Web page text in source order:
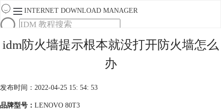
INTERNET DOWNLOAD MANAGER
首页
产品
购买
idm防火墙提示根本就没打开防火墙怎么
办
发布时间：2022-04-25 15: 54: 53
品牌型号： LENOVO 80T3